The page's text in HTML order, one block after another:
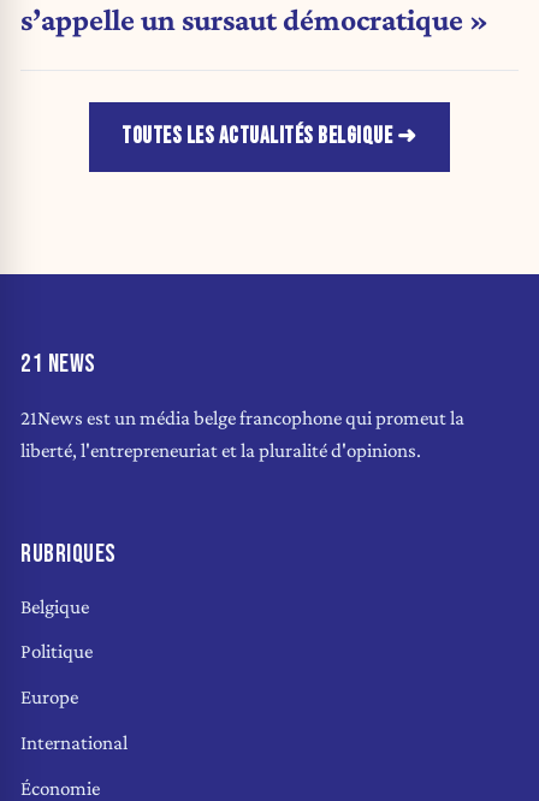
s’appelle un sursaut démocratique »
TOUTES LES ACTUALITÉS BELGIQUE
21 NEWS
21News est un média belge francophone qui promeut la
liberté, l'entrepreneuriat et la pluralité d'opinions.
RUBRIQUES
Belgique
Politique
Europe
International
Économie